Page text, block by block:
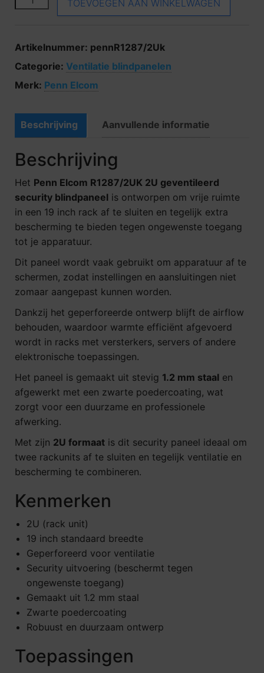
TOEVOEGEN AAN WINKELWAGEN
Artikelnummer: pennR1287/2Uk
Categorie: Ventilatie blindpanelen
Merk: Penn Elcom
Beschrijving Aanvullende informatie
Beschrijving
Het Penn Elcom R1287/2UK 2U geventileerd
security blindpaneel is ontworpen om vrije ruimte
in een 19 inch rack af te sluiten en tegelijk extra
bescherming te bieden tegen ongewenste toegang
tot je apparatuur.
Dit paneel wordt vaak gebruikt om apparatuur af te
schermen, zodat instellingen en aansluitingen niet
zomaar aangepast kunnen worden.
Dankzij het geperforeerde ontwerp blijft de airflow
behouden, waardoor warmte efficiënt afgevoerd
wordt in racks met versterkers, servers of andere
elektronische toepassingen.
Het paneel is gemaakt uit stevig 1.2 mm staal en
afgewerkt met een zwarte poedercoating, wat
zorgt voor een duurzame en professionele
afwerking.
Met zijn 2U formaat is dit security paneel ideaal om
twee rackunits af te sluiten en tegelijk ventilatie en
bescherming te combineren.
Kenmerken
2U (rack unit)
19 inch standaard breedte
Geperforeerd voor ventilatie
Security uitvoering (beschermt tegen
ongewenste toegang)
Gemaakt uit 1.2 mm staal
Zwarte poedercoating
Robuust en duurzaam ontwerp
Toepassingen